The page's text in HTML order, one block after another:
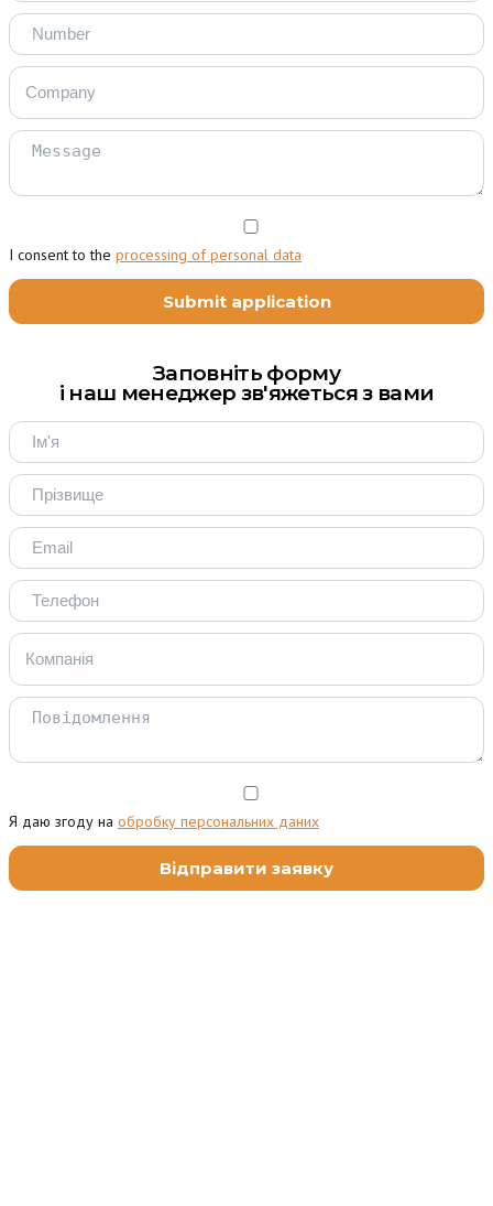
I consent to the processing of personal data
Заповніть форму
і наш менеджер зв'яжеться з вами
Я даю згоду на обробку персональних даних